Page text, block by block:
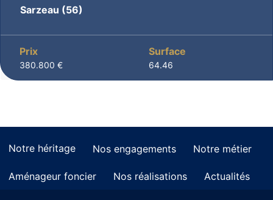
Sarzeau (56)
Prix
380.800 €
Surface
64.46
Notre héritage Nos engagements Notre métier
Aménageur foncier Nos réalisations Actualités